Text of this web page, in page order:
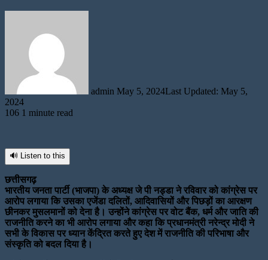
admin May 5, 2024Last Updated: May 5,
2024
106 1 minute read
🔊 Listen to this
छत्तीसगढ़
भारतीय जनता पार्टी (भाजपा) के अध्यक्ष जे पी नड्डा ने रविवार को कांग्रेस पर
आरोप लगाया कि उसका एजेंडा दलितों, आदिवासियों और पिछड़ों का आरक्षण
छीनकर मुसलमानों को देना है। उन्होंने कांग्रेस पर वोट बैंक, धर्म और जाति की
राजनीति करने का भी आरोप लगाया और कहा कि प्रधानमंत्री नरेन्द्र मोदी ने
सभी के विकास पर ध्यान केंद्रित करते हुए देश में राजनीति की परिभाषा और
संस्कृति को बदल दिया है।